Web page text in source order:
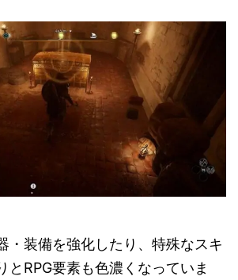
・装備を強化したり、特殊なスキ
とRPG要素も色濃くなっていま